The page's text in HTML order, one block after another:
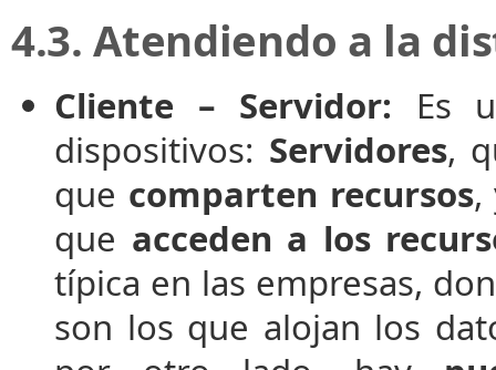
4.3. Atendiendo a la
Cliente – Servidor: Es
dispositivos: Servidores,
que comparten recursos,
que acceden a los
típica en las empresas,
son los que alojan los